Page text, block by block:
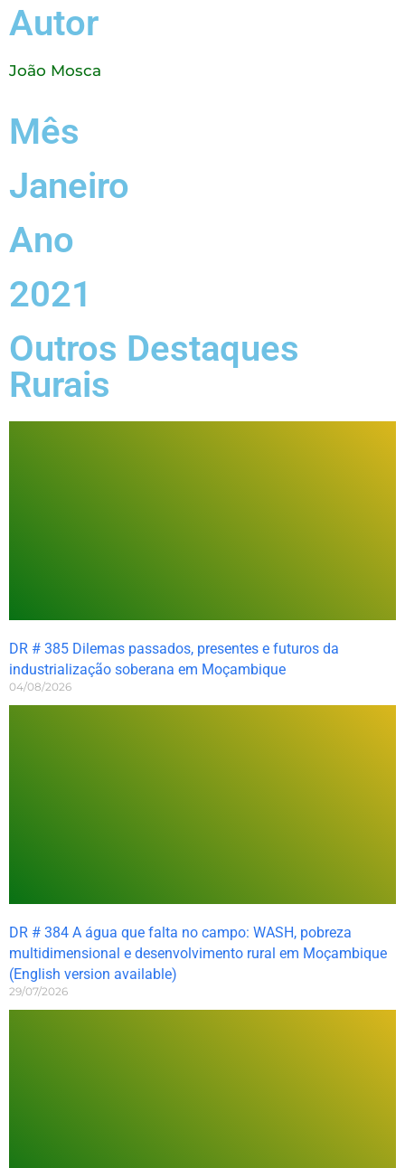
Autor
João Mosca
Mês
Janeiro
Ano
2021
Outros Destaques
Rurais
DR # 385 Dilemas passados, presentes e futuros da
industrialização soberana em Moçambique
04/08/2026
DR # 384 A água que falta no campo: WASH, pobreza
multidimensional e desenvolvimento rural em Moçambique
(English version available)
29/07/2026